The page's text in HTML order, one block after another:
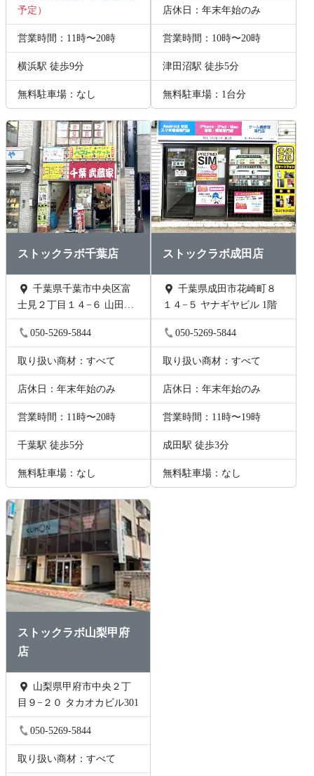
予定）
営業時間：11時〜20時
横浜駅 徒歩9分
無料駐車場：なし
店休日：年末年始のみ
営業時間：10時〜20時
津田沼駅 徒歩5分
無料駐車場：1台分
ストックラボ千葉店
士見２丁目１４−６ 山田ビ
ル 2階B号
050-5269-5844
取り扱い商材：すべて
店休日：年末年始のみ
営業時間：11時〜20時
千葉駅 徒歩5分
無料駐車場：なし
ストックラボ成田店
千葉県成田市花崎町８
１４−５ ヤナギヤビル 1階
050-5269-5844
取り扱い商材：すべて
店休日：年末年始のみ
営業時間：11時〜19時
成田駅 徒歩3分
無料駐車場：なし
ストックラボ山梨甲府
店
目９−２０ タカオカビル301
050-5269-5844
取り扱い商材：すべて